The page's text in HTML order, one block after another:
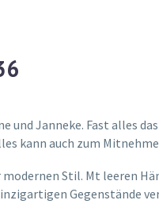
und Janneke. Fast alles
kann auch zum
Stil. Mt leeren
Gegenstände